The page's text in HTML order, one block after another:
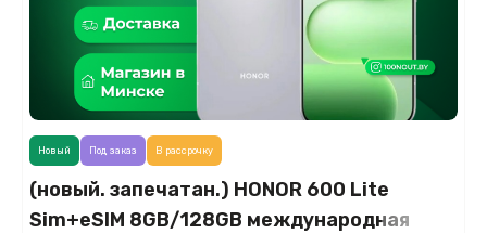
(новый. запечатан.) HONOR 600 Lite
Sim+eSIM 8GB/128GB международная
Новый Под заказ В рассрочку